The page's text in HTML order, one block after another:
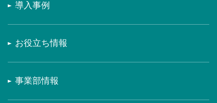
導入事例
お役立ち情報
事業部情報